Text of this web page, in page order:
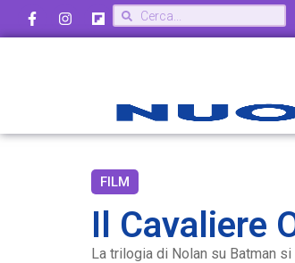
FILM
Il Cavaliere
La trilogia di Nolan su Batman